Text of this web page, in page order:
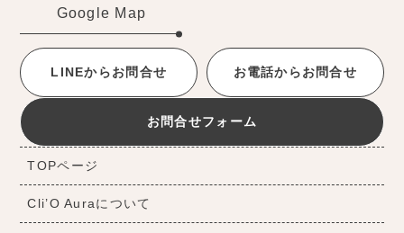
Google Map
LINEからお問合せ お電話からお問合せ
お問合せフォーム
TOPページ
Cli’O Auraについて